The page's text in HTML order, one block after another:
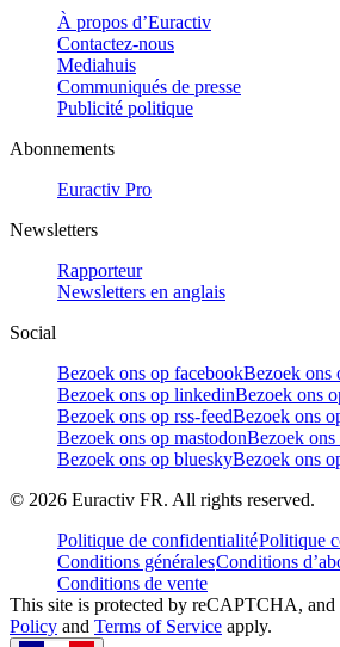
À propos d’Euractiv
Contactez-nous
Mediahuis
Communiqués de presse
Publicité politique
Abonnements
Euractiv Pro
Newsletters
Rapporteur
Newsletters en anglais
Social
Bezoek ons op facebookBezoek ons
Bezoek ons op linkedinBezoek ons
Bezoek ons op rss-feedBezoek ons
Bezoek ons op mastodonBezoek ons
Bezoek ons op blueskyBezoek ons
© 2026 Euractiv FR. All rights reserved.
Politique de confidentialitéPolitique
Conditions généralesConditions
Conditions de vente
This site is protected by reCAPTCHA, and
Policy and Terms of Service apply.